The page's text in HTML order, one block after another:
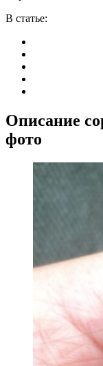
В статье:
Описание
фото